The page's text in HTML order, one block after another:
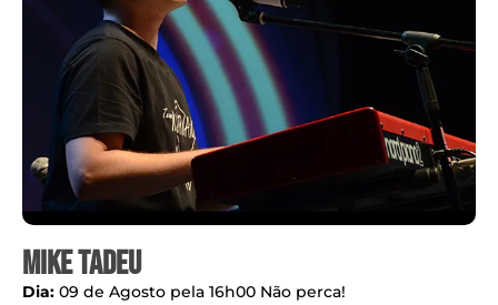
Mike Tadeu
Dia: 09 de Agosto pela 16h00 Não perca!